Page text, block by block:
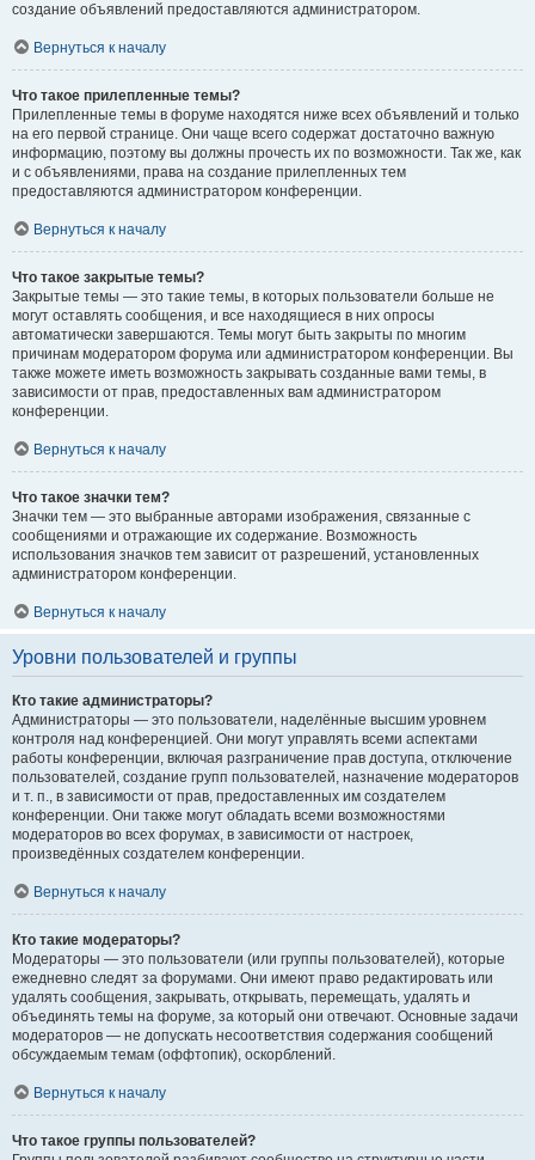
создание объявлений предоставляются администратором.
Вернуться к началу
Что такое прилепленные темы?
Прилепленные темы в форуме находятся ниже всех объявлений и только
на его первой странице. Они чаще всего содержат достаточно важную
информацию, поэтому вы должны прочесть их по возможности. Так же, как
и с объявлениями, права на создание прилепленных тем
предоставляются администратором конференции.
Вернуться к началу
Что такое закрытые темы?
Закрытые темы — это такие темы, в которых пользователи больше не
могут оставлять сообщения, и все находящиеся в них опросы
автоматически завершаются. Темы могут быть закрыты по многим
причинам модератором форума или администратором конференции. Вы
также можете иметь возможность закрывать созданные вами темы, в
зависимости от прав, предоставленных вам администратором
конференции.
Вернуться к началу
Что такое значки тем?
Значки тем — это выбранные авторами изображения, связанные с
сообщениями и отражающие их содержание. Возможность
использования значков тем зависит от разрешений, установленных
администратором конференции.
Вернуться к началу
Уровни пользователей и группы
Кто такие администраторы?
Администраторы — это пользователи, наделённые высшим уровнем
контроля над конференцией. Они могут управлять всеми аспектами
работы конференции, включая разграничение прав доступа, отключение
пользователей, создание групп пользователей, назначение модераторов
и т. п., в зависимости от прав, предоставленных им создателем
конференции. Они также могут обладать всеми возможностями
модераторов во всех форумах, в зависимости от настроек,
произведённых создателем конференции.
Вернуться к началу
Кто такие модераторы?
Модераторы — это пользователи (или группы пользователей), которые
ежедневно следят за форумами. Они имеют право редактировать или
удалять сообщения, закрывать, открывать, перемещать, удалять и
объединять темы на форуме, за который они отвечают. Основные задачи
модераторов — не допускать несоответствия содержания сообщений
обсуждаемым темам (оффтопик), оскорблений.
Вернуться к началу
Что такое группы пользователей?